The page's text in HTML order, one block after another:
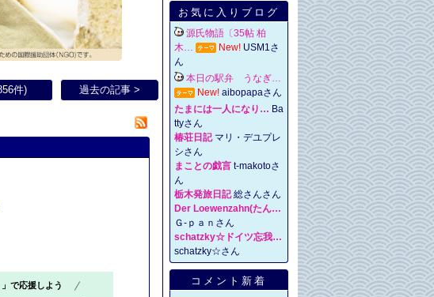
件) 過去の記事 >
で応援しよう
お気に入りブログ
源氏物語〔35帖 柏
木…
New! USM1さ
ん
本日の駅弁 うなぎ…
New! aibopapaさん
たまには一人になり… Ba
ttyさん
椿荘日記マリ・デユプレ
シさん
まことの戯言 t-makotoさ
ん
栃木発旅日記総さんさん
Der Loewenzahn(たん…
Ｇ-ｐａｎさん
schatzky☆ドイツ忘我…
schatzky☆さん
コメント新着